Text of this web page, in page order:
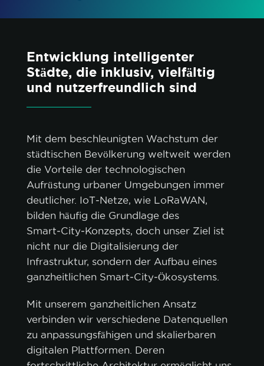
Entwicklung intelligenter
Städte, die inklusiv, vielfältig
und nutzerfreundlich sind
Mit dem beschleunigten Wachstum der
städtischen Bevölkerung weltweit werden
die Vorteile der technologischen
Aufrüstung urbaner Umgebungen immer
deutlicher. IoT‑Netze, wie LoRaWAN,
bilden häufig die Grundlage des
Smart‑City‑Konzepts, doch unser Ziel ist
nicht nur die Digitalisierung der
Infrastruktur, sondern der Aufbau eines
ganzheitlichen Smart‑City‑Ökosystems.
Mit unserem ganzheitlichen Ansatz
verbinden wir verschiedene Datenquellen
zu anpassungsfähigen und skalierbaren
digitalen Plattformen. Deren